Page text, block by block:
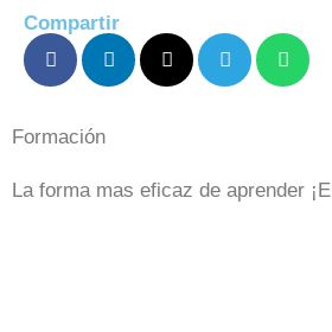
Compartir
Formación
La forma mas eficaz de aprender